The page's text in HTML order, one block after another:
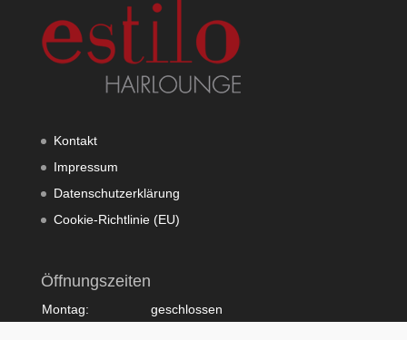
Kontakt
Impressum
Datenschutzerklärung
Cookie-Richtlinie (EU)
Öffnungszeiten
Montag:
geschlossen